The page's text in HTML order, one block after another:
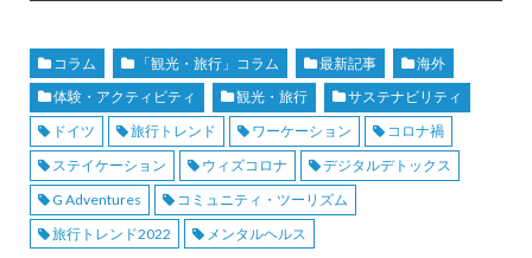
コラム 「観光・旅行」コラム 最新記事
海外
体験・アクティビティ
観光・旅行
サステナビリティ
ドイツ
旅行トレンド ワーケーション
コロナ禍
ステイケーション
ウィズコロナ
デジタルデトックス
G Adventures
コミュニティ・ツーリズム
旅行トレンド2022
メンタルヘルス